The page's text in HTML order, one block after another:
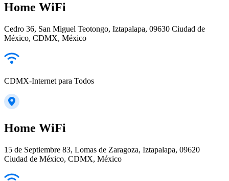
Home WiFi
Cedro 36, San Miguel Teotongo, Iztapalapa, 09630 Ciudad de
México, CDMX, México
CDMX-Internet para Todos
Home WiFi
15 de Septiembre 83, Lomas de Zaragoza, Iztapalapa, 09620
Ciudad de México, CDMX, México